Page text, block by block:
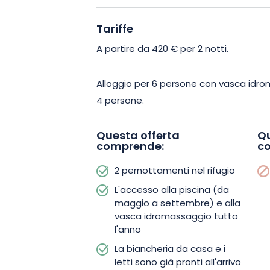
Sono a vostra disposizione 3
un balcone vi offrono una splendida
fornita. È a vostra disposizione un
sono ammessi.
Lasciatevi conquistare da questa
oggi stesso! Tra relax e comfort,
un’esperienza indimenticabile!
Tariffe
A partire da 420 € per 2 notti.
Alloggio per 6 persone con vasca
4 persone.
Questa offerta
comprende:
2 pernottamenti nel rifugio
L'accesso alla piscina (da
maggio a settembre) e alla
vasca idromassaggio tutto
l'anno
La biancheria da casa e i
letti sono già pronti all'arrivo